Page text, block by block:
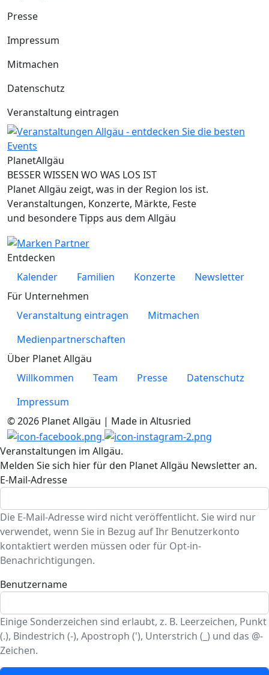
Presse
Impressum
Mitmachen
Datenschutz
Veranstaltung eintragen
PlanetAllgäu
BESSER WISSEN WO WAS LOS IST
Planet Allgäu zeigt, was in der Region los ist.
Veranstaltungen, Konzerte, Märkte, Feste
und besondere Tipps aus dem Allgäu
Entdecken
Kalender
Familien Konzerte
Newsletter
Für Unternehmen
Veranstaltung eintragen
Mitmachen
Medienpartnerschaften
Über Planet Allgäu
Willkommen
Team Presse
Datenschutz
Impressum
© 2026 Planet Allgäu | Made in Altusried
Veranstaltungen im Allgäu.
Melden Sie sich hier für den Planet Allgäu Newsletter an.
E-Mail-Adresse
Die E-Mail-Adresse wird nicht veröffentlicht. Sie wird nur
verwendet, wenn Sie in Bezug auf Ihr Benutzerkonto
kontaktiert werden müssen oder für Opt-in-
Benachrichtigungen.
Benutzername
Einige Sonderzeichen sind erlaubt, z. B. Leerzeichen, Punkt
(.), Bindestrich (-), Apostroph ('), Unterstrich (_) und das @-
Zeichen.